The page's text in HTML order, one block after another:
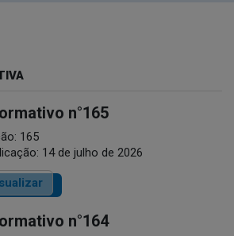
n°165
165
14 de julho de 2026
n°164